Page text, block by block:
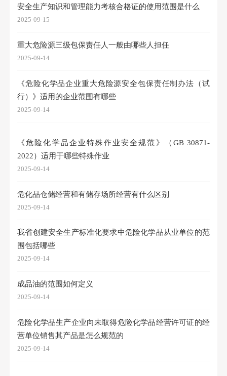
安全生产知识和管理能力考核合格证的使用范围是什么
2025-09-15
重大危险源三级包保责任人一般由哪些人担任
2025-09-14
《危险化学品企业重大危险源安全包保责任制办法（试
行）》适用的企业范围有哪些
2025-09-14
《危险化学品企业特殊作业安全规范》（GB 30871-
2022）适用于哪些特殊作业
2025-09-14
危化品仓储经营和有储存场所经营有什么区别
2025-09-14
我省创建安全生产标准化要求中危险化学品从业单位的范
围包括哪些
2025-09-14
成品油的范围如何定义
2025-09-14
危险化学品生产企业向未取得危险化学品经营许可证的经
营单位销售其产品是怎么规范的
2025-09-14